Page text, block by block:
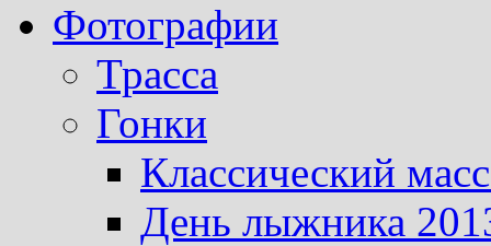
Фотографии
Трасса
Гонки
Классический
День лыжника